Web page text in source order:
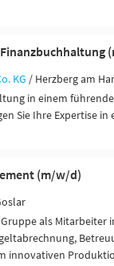
KG / Herzberg am
in einem
Sie Ihre Expertise
(m/w/d)
Gruppe als
innovativen